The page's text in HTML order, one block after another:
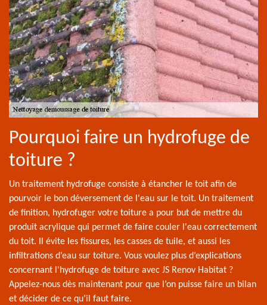
Pourquoi faire un hydrofuge de
toiture ?
Un traitement hydrofuge consiste à étancher le toit afin de
pourvoir le bon déversement de l'eau sur le toit. Un traitement
de finition, hydrofuger votre toiture a pour but de mettre du
produit acrylique qui permet de faire couler l'eau correctement
du toit. Il évite les fissures, les casses de tuile, et aussi les
infiltrations d’eau sur toiture. Vous voulez plus d’explications
concernant l'hydrofuge de toiture avec JS Renov Habitat ?
Appelez-nous dès maintenant pour que l’on puisse faire un bilan
et décider de ce qu’il faut faire.